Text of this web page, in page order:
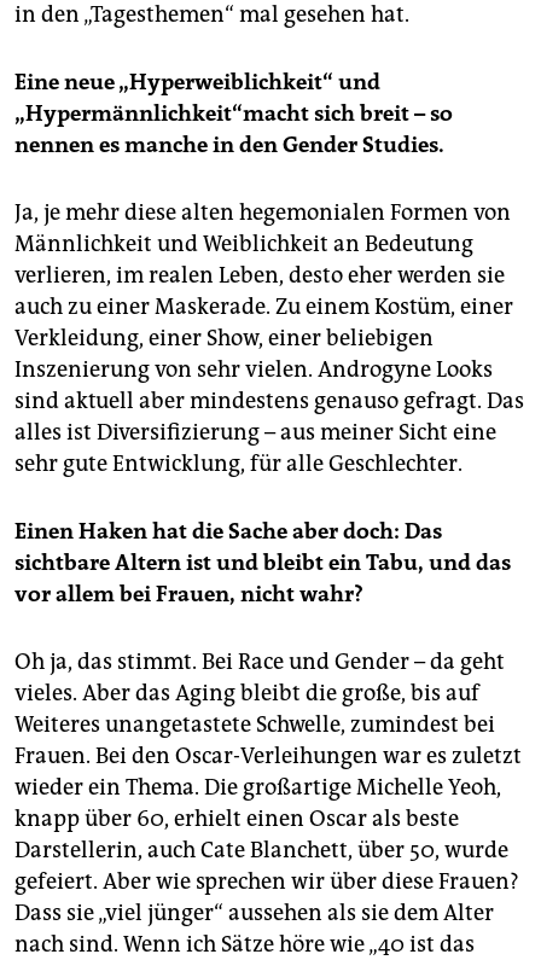
in den „Tagesthemen“ mal gesehen hat.
Eine neue „Hyperweiblichkeit“ und
„Hypermännlichkeit“macht sich breit – so
nennen es manche in den Gender Studies.
Ja, je mehr diese alten hegemonialen Formen von
Männlichkeit und Weiblichkeit an Bedeutung
verlieren, im realen Leben, desto eher werden sie
auch zu einer Maskerade. Zu einem Kostüm, einer
Verkleidung, einer Show, einer beliebigen
Inszenierung von sehr vielen. Androgyne Looks
sind aktuell aber mindestens genauso gefragt. Das
alles ist Diversifizierung – aus meiner Sicht eine
sehr gute Entwicklung, für alle Geschlechter.
Einen Haken hat die Sache aber doch: Das
sichtbare Altern ist und bleibt ein Tabu, und das
vor allem bei Frauen, nicht wahr?
Oh ja, das stimmt. Bei Race und Gender – da geht
vieles. Aber das Aging bleibt die große, bis auf
Weiteres unangetastete Schwelle, zumindest bei
Frauen. Bei den Oscar-Verleihungen war es zuletzt
wieder ein Thema. Die großartige Michelle Yeoh,
knapp über 60, erhielt einen Oscar als beste
Darstellerin, auch Cate Blanchett, über 50, wurde
gefeiert. Aber wie sprechen wir über diese Frauen?
Dass sie „viel jünger“ aussehen als sie dem Alter
nach sind. Wenn ich Sätze höre wie „40 ist das